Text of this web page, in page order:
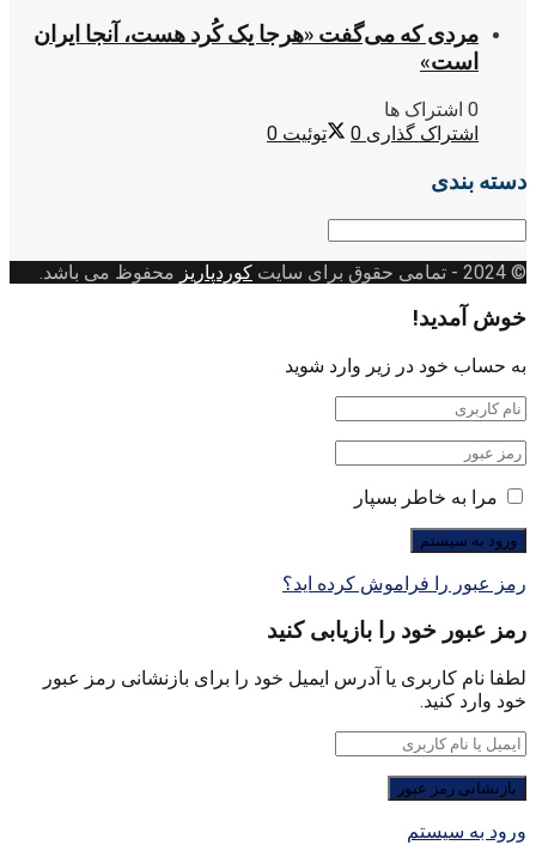
مردی که می‌گفت «هرجا یک کُرد هست، آنجا ایران
است»
0 اشتراک ها
اشتراک گذاری 0 توئیت 0
دسته بندی
دسته
© 2024
- تمامی حقوق برای سایت کوردپاریز محفوظ می باشد.
خوش آمدید!
به حساب خود در زیر وارد شوید
مرا به خاطر بسپار
رمز عبور را فراموش کرده اید؟
رمز عبور خود را بازیابی کنید
لطفا نام کاربری یا آدرس ایمیل خود را برای بازنشانی رمز عبور
خود وارد کنید.
ورود به سیستم